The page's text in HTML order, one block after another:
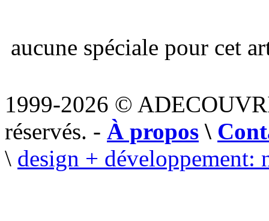
aucune spéciale pour cet
1999-2026 ©
réservés. - À propos \
\ design + développement: